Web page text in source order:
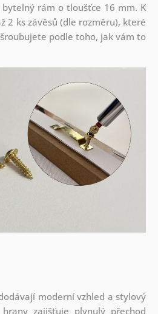
rám o tloušťce 16 mm. K
2 ks závěsů (dle rozměru), které
podle toho, jak vám to
moderní vzhled a stylový
zajišťuje plynulý přechod